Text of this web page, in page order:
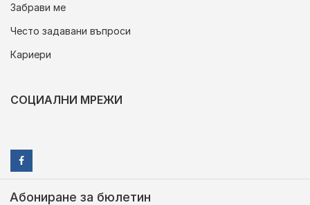
Забрави ме
Често задавани въпроси
Кариери
СОЦИАЛНИ МРЕЖИ
Абониране за бюлетин